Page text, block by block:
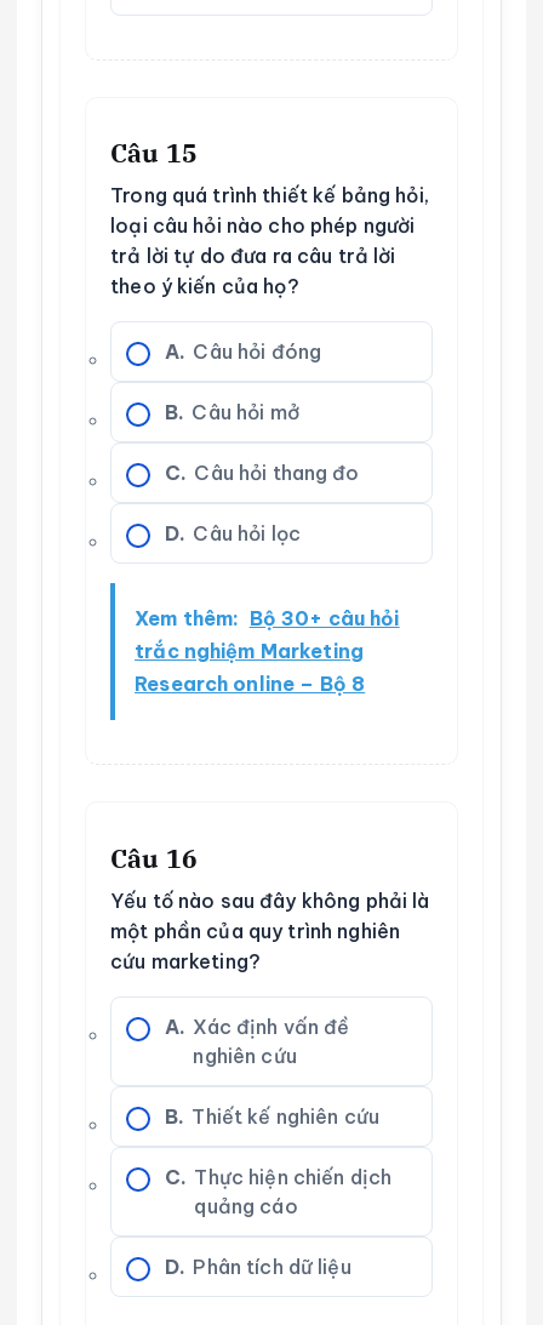
Câu 15
Trong quá trình thiết kế bảng hỏi,
loại câu hỏi nào cho phép người
trả lời tự do đưa ra câu trả lời
theo ý kiến của họ?
A. Câu hỏi đóng
B. Câu hỏi mở
C. Câu hỏi thang đo
D. Câu hỏi lọc
Xem thêm: Bộ 30+ câu hỏi
trắc nghiệm Marketing
Research online – Bộ 8
Câu 16
Yếu tố nào sau đây không phải là
một phần của quy trình nghiên
cứu marketing?
A. Xác định vấn đề
nghiên cứu
B. Thiết kế nghiên cứu
C. Thực hiện chiến dịch
quảng cáo
D. Phân tích dữ liệu